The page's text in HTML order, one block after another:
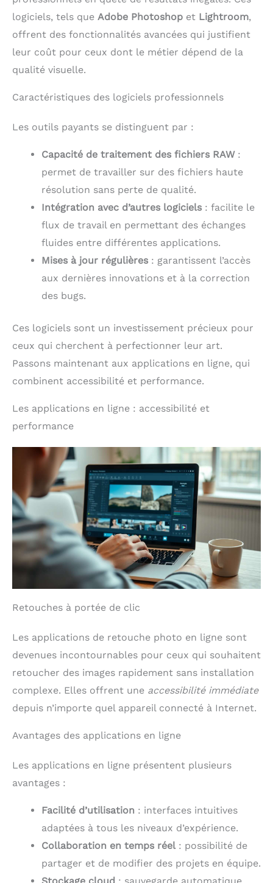
logiciels, tels que Adobe Photoshop et Lightroom,
offrent des fonctionnalités avancées qui justifient
leur coût pour ceux dont le métier dépend de la
qualité visuelle.
Caractéristiques des logiciels professionnels
Les outils payants se distinguent par :
Capacité de traitement des fichiers RAW:
permet de travailler sur des fichiers haute
résolution sans perte de qualité.
Intégration avec d’autres logiciels : facilite le
flux de travail en permettant des échanges
fluides entre différentes applications.
Mises à jour régulières : garantissent l’accès
aux dernières innovations et à la correction
des bugs.
Ces logiciels sont un investissement précieux pour
ceux qui cherchent à perfectionner leur art.
Passons maintenant aux applications en ligne, qui
combinent accessibilité et performance.
Les applications en ligne : accessibilité et
performance
Retouches à portée de clic
Les applications de retouche photo en ligne sont
devenues incontournables pour ceux qui souhaitent
retoucher des images rapidement sans installation
complexe. Elles offrent une accessibilité immédiate
depuis n’importe quel appareil connecté à Internet.
Avantages des applications en ligne
Les applications en ligne présentent plusieurs
avantages :
Facilité d’utilisation : interfaces intuitives
adaptées à tous les niveaux d’expérience.
Collaboration en temps réel: possibilité de
partager et de modifier des projets en équipe.